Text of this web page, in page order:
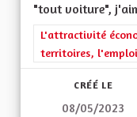
"tout voiture",
Filtrer les
L'attractivité
territoires, l'emploi
CRÉÉ LE
08/05/2023